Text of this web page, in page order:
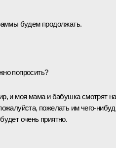
будем продолжать.
попросить?
и моя мама и бабушка смотрят
пожелать им чего-
очень приятно.